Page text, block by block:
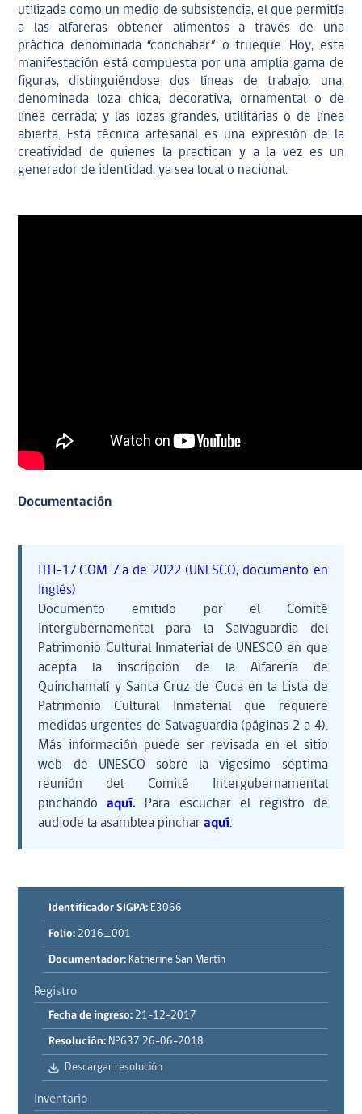
utilizada como un medio de subsistencia, el que permitía
a las alfareras obtener alimentos a través de una
práctica denominada “conchabar” o trueque. Hoy, esta
manifestación está compuesta por una amplia gama de
figuras, distinguiéndose dos líneas de trabajo: una,
denominada loza chica, decorativa, ornamental o de
línea cerrada; y las lozas grandes, utilitarias o de línea
abierta. Esta técnica artesanal es una expresión de la
creatividad de quienes la practican y a la vez es un
generador de identidad, ya sea local o nacional.
Documentación
ITH-17.COM 7.a de 2022 (UNESCO, documento en
Inglés)
Documento emitido por el Comité
Intergubernamental para la Salvaguardia del
Patrimonio Cultural Inmaterial de UNESCO en que
acepta la inscripción de la Alfarería de
Quinchamalí y Santa Cruz de Cuca en la Lista de
Patrimonio Cultural Inmaterial que requiere
medidas urgentes de Salvaguardia (páginas 2 a 4).
Más información puede ser revisada en el sitio
web de UNESCO sobre la vigesimo séptima
reunión del Comité Intergubernamental
pinchandoaquí. Para escuchar el registro de
audiode la asamblea pincharaquí.
Identificador SIGPA: E3066
Folio: 2016_001
Documentador: Katherine San Martín
Registro
Fecha de ingreso: 21-12-2017
Resolución: N°637 26-06-2018
Descargar resolución
Inventario